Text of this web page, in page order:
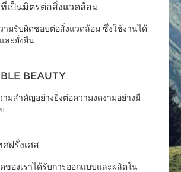
เป็นมิตรต่อสิ่งแวดล้อม
มรับผิดชอบต่อสิ่งแวดล้อม ซึ่งใช้งานได้
ละยั่งยืน
BEAUTY
ามสำคัญอย่างยิ่งต่อความงดงามอย่างมี
ฝรั่งเศส
ของเราได้รับการออกแบบและผลิตใน